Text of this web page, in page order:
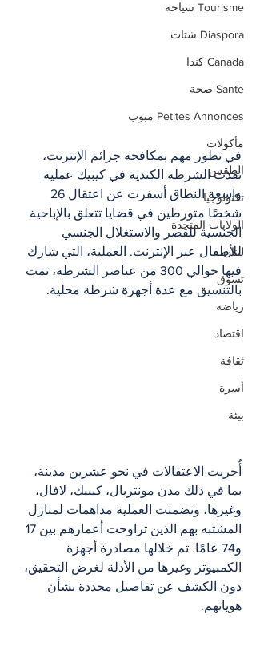
Tourisme سياحة
Diaspora شتات
Canada كندا
Santé صحة
Petites Annonces مبوب
مأكولات
الطقس
تكنولوجيا
الولايات المتحدة
لبنان
تسوق
رياضة
اقتصاد
ثقافة
أسرة
بيئة
في تطور مهم بمكافحة جرائم الإنترنت،
نفذت الشرطة الكندية في كيبيك عملية
شخصًا متورطين في قضايا تتعلق بالإباحية
الجنسية للقصر والاستغلال الجنسي
للأطفال عبر الإنترنت. العملية، التي شارك
فيها حوالي 300 من عناصر الشرطة، تمت
بالتنسيق مع عدة أجهزة شرطة محلية.
أُجريت الاعتقالات في نحو عشرين مدينة،
بما في ذلك مدن مونتريال، كيبيك، لافال،
وغيرها، وتضمنت العملية مداهمات لمنازل
و74 عامًا. تم خلالها مصادرة أجهزة
الكمبيوتر وغيرها من الأدلة لغرض التحقيق،
دون الكشف عن تفاصيل محددة بشأن
هوياتهم.